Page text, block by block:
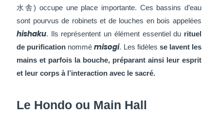
水舎) occupe une place importante. Ces bassins d’eau
sont pourvus de robinets et de louches en bois appelées
hishaku. Ils représentent un élément essentiel du rituel
de purification nommémisogi. Les fidèles se lavent les
mains et parfois la bouche, préparant ainsi leur esprit
et leur corps à l’interaction avec le sacré.
Le Hondo ou Main Hall